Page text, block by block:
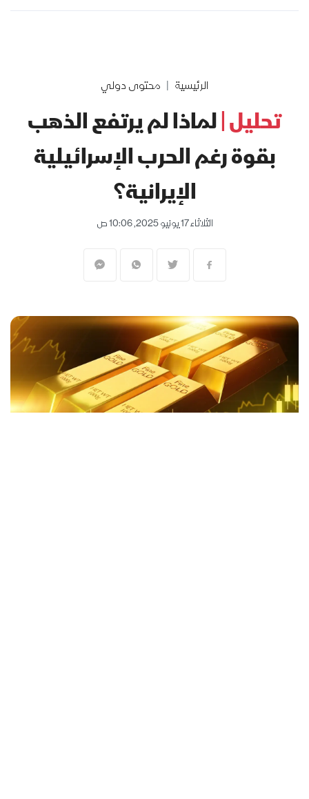
الرئيسية محتوى دولي
تحليل |لماذا لم يرتفع الذهب
بقوة رغم الحرب الإسرائيلية
الإيرانية؟
الثلاثاء 17 يونيو 2025, 10:06 ص